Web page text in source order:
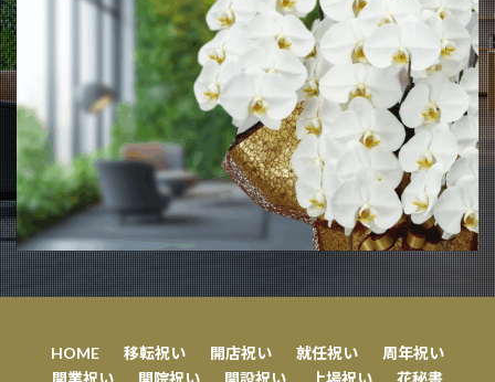
HOME 移転祝い 開店祝い 就任祝い
周年祝い